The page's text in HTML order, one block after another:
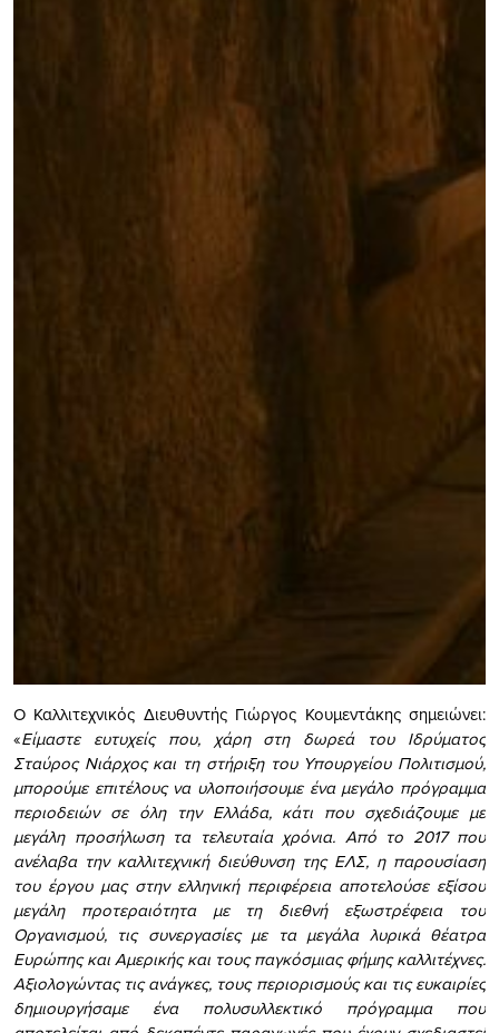
Ο Καλλιτεχνικός Διευθυντής Γιώργος Κουμεντάκης σημειώνει:
«Είμαστε ευτυχείς που, χάρη στη δωρεά του Ιδρύματος
Σταύρος Νιάρχος και τη στήριξη του Υπουργείου Πολιτισμού,
μπορούμε επιτέλους να υλοποιήσουμε ένα μεγάλο πρόγραμμα
περιοδειών σε όλη την Ελλάδα, κάτι που σχεδιάζουμε με
μεγάλη προσήλωση τα τελευταία χρόνια. Από το 2017 που
ανέλαβα την καλλιτεχνική διεύθυνση της ΕΛΣ, η παρουσίαση
του έργου μας στην ελληνική περιφέρεια αποτελούσε εξίσου
μεγάλη προτεραιότητα με τη διεθνή εξωστρέφεια του
Οργανισμού, τις συνεργασίες με τα μεγάλα λυρικά θέατρα
Ευρώπης και Αμερικής και τους παγκόσμιας φήμης καλλιτέχνες.
Αξιολογώντας τις ανάγκες, τους περιορισμούς και τις ευκαιρίες
δημιουργήσαμε ένα πολυσυλλεκτικό πρόγραμμα που